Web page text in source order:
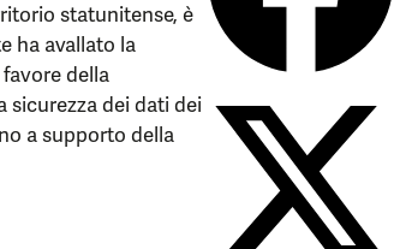
statunitense, è
ha avallato la
della
sicurezza dei dati dei
a supporto della